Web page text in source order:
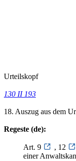
Urteilskopf
130 II 193
18. Auszug aus dem
Regeste (de):
Art. 9 , 12
einer